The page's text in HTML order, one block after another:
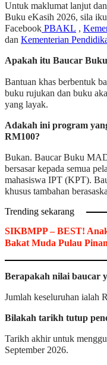
Untuk maklumat lanjut
Buku eKasih 2026, sila
Facebook PBAKL ,
dan Kementerian
Apakah itu Baucar Buku
Bantuan khas berbentuk
buku rujukan dan buku
yang layak.
Adakah ini program
RM100?
Bukan. Baucar Buku
bersasar kepada semua
mahasiswa IPT (KPT).
khusus tambahan
Trending sekarang
SIKBMPP – BEST!
Bakat Muda Pulau
Berapakah nilai baucar
Jumlah keseluruhan ialah
Bilakah tarikh tutup
Tarikh akhir untuk
September 2026.